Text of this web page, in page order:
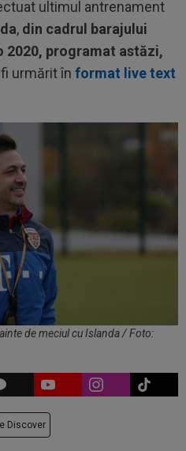
ultimul antrenament
, din cadrul barajului
2020, programat astăzi,
urmărit în format live text
de meciul cu Islanda / Foto:
Discover